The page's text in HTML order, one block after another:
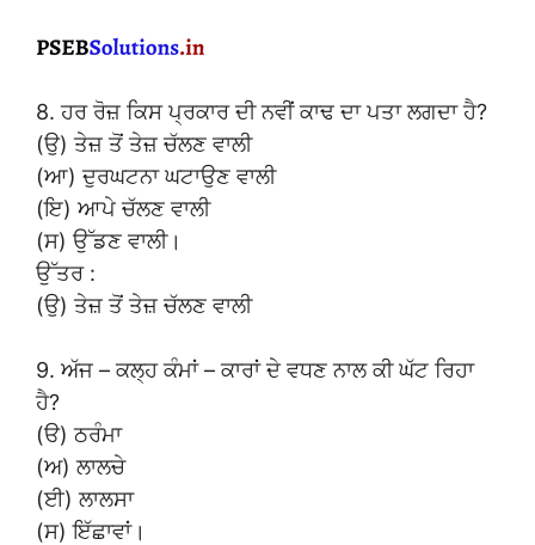
8. ਹਰ ਰੋਜ਼ ਕਿਸ ਪ੍ਰਕਾਰ ਦੀ ਨਵੀਂ ਕਾਢ ਦਾ ਪਤਾ ਲਗਦਾ ਹੈ?
(ਉ) ਤੇਜ਼ ਤੋਂ ਤੇਜ਼ ਚੱਲਣ ਵਾਲੀ
(ਆ) ਦੁਰਘਟਨਾ ਘਟਾਉਣ ਵਾਲੀ
(ਇ) ਆਪੇ ਚੱਲਣ ਵਾਲੀ
(ਸ) ਉੱਡਣ ਵਾਲੀ।
ਉੱਤਰ :
(ਉ) ਤੇਜ਼ ਤੋਂ ਤੇਜ਼ ਚੱਲਣ ਵਾਲੀ
9. ਅੱਜ – ਕਲ੍ਹ ਕੰਮਾਂ – ਕਾਰਾਂ ਦੇ ਵਧਣ ਨਾਲ ਕੀ ਘੱਟ ਰਿਹਾ
ਹੈ?
(ੳ) ਠਰੰਮਾ
(ਅ) ਲਾਲਚੇ
(ਈ) ਲਾਲਸਾ
(ਸ) ਇੱਛਾਵਾਂ।